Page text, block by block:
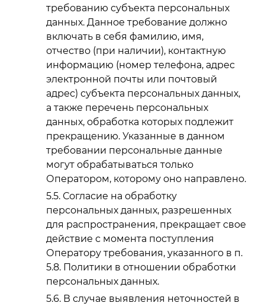
требованию субъекта персональных
данных. Данное требование должно
включать в себя фамилию, имя,
отчество (при наличии), контактную
информацию (номер телефона, адрес
электронной почты или почтовый
адрес) субъекта персональных данных,
а также перечень персональных
данных, обработка которых подлежит
прекращению. Указанные в данном
требовании персональные данные
могут обрабатываться только
Оператором, которому оно направлено.
Согласие на обработку
персональных данных, разрешенных
для распространения, прекращает свое
действие с момента поступления
Оператору требования, указанного в п.
5.8. Политики в отношении обработки
персональных данных.
В случае выявления неточностей в